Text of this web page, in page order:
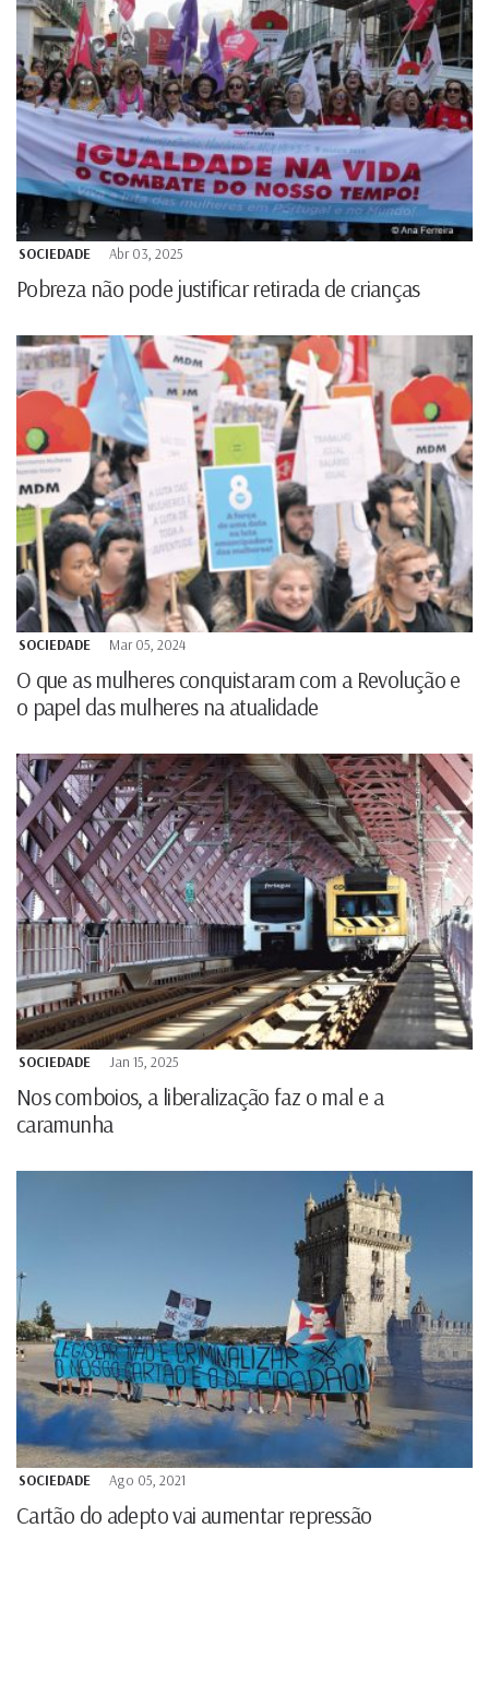
SOCIEDADE Abr 03, 2025
Pobreza não pode justificar retirada de crianças
SOCIEDADE Mar 05, 2024
O que as mulheres conquistaram com a Revolução e
o papel das mulheres na atualidade
SOCIEDADE Jan 15, 2025
Nos comboios, a liberalização faz o mal e a
caramunha
SOCIEDADE Ago 05, 2021
Cartão do adepto vai aumentar repressão